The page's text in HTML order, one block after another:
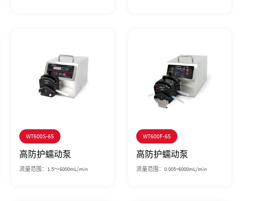
WT600S-65
高防护蠕动泵
流量范围：1.5～6000mL/min
WT600F-65
高防护蠕动泵
流量范围：0.005~6000mL/min